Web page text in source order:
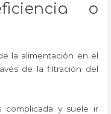
o
la alimentación en el
de la filtración del
complicada y suele ir